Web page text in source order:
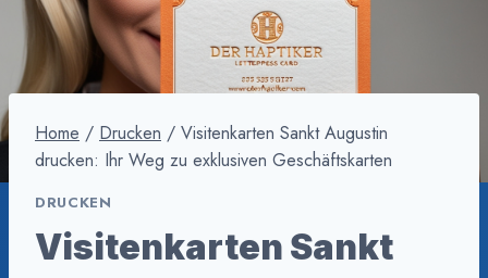
Home / Drucken / Visitenkarten Sankt Augustin
drucken: Ihr Weg zu exklusiven Geschäftskarten
DRUCKEN
Visitenkarten Sankt